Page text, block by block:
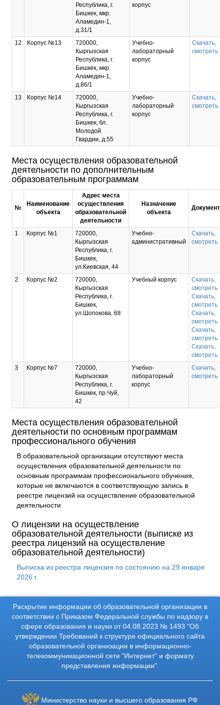
Республика, г.
Бишкек, мкр.
Аламедин-1,
д.31/1
корпус
12 Корпус №13
720000,
Кыргызская
Республика, г.
Бишкек, мкр.
Аламедин-1,
д.86/1
Учебно-
лабораторный
корпус
Скачать,
смотреть
13 Корпус №14
720000,
Кыргызская
Республика, г.
Бишкек, бл.
Молодой
Гвардии, д.55
Учебно-
лабораторный
корпус
Скачать,
смотреть
Места осуществления образовательной
деятельности по дополнительным
образовательным программам
№
Наименование
объекта
Адрес места
осуществления
образовательной
деятельности
Назначение
объекта
1 Корпус №1
720000,
Кыргызская
Республика, г.
Бишкек,
ул.Киевская, 44
Учебно-
административный
Скачать,
смотреть
2 Корпус №2
720000,
Кыргызская
Республика, г.
Бишкек,
ул.Шопокова, 68
Учебный корпус
Скачать,
смотреть
Скачать,
смотреть
Скачать,
смотреть
Скачать,
смотреть
Скачать,
смотреть
3
Корпус №7
720000,
Кыргызская
Республика, г.
Бишкек, пр.Чуй,
42
Учебно-
лабораторный
корпус
Скачать,
смотреть
Места осуществления образовательной
деятельности по основным программам
профессионального обучения
В образовательной организации отсутствуют места
осуществления образовательной деятельности по
основным программам профессионального обучения,
которые не включаются в соответствующую запись в
реестре лицензий на осуществление образовательной
деятельности
О лицензии на осуществление
образовательной деятельности (выписке из
реестра лицензий на осуществление
образовательной деятельности)
Выписка из реестра лицензия по состоянию на 29 января
2026 г.
Раскрытие информации об образовательной организации в
соответствии с Приказом Федеральной службы по надзору в
сфере образования и науки от 04.08.2023 № 1493 "Об
утверждении Требований к структуре официального сайта
образовательной организации в информационно-
телекоммуникационной сети "Интернет" и формату
представления информации".
Министерство науки и высшего образования РФ